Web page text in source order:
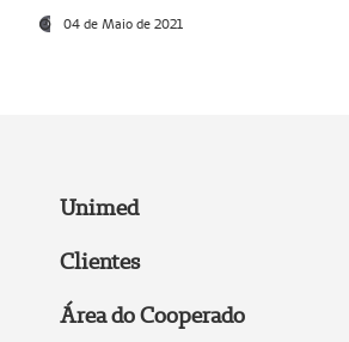
04 de Maio de 2021
Unimed
Clientes
Área do Cooperado